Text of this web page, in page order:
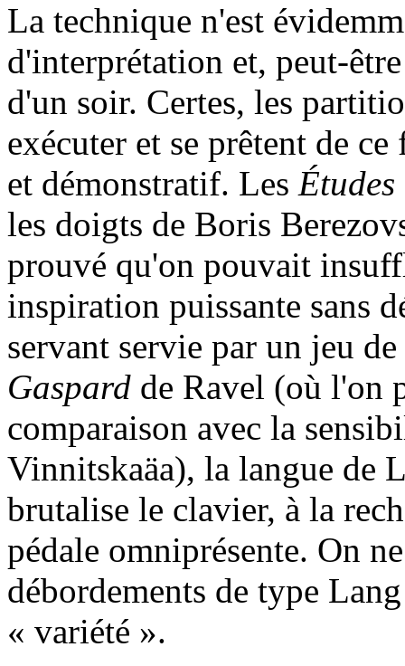
La technique n'est
d'interprétation et, peut-
d'un soir. Certes, les
exécuter et se prêtent de
et démonstratif. Les É
les doigts de Boris
prouvé qu'on pouvait
inspiration puissante sans
servant servie par un jeu
Gaspard de Ravel (où l'on
comparaison avec la
Vinnitskaäa), la langue de
brutalise le clavier, à la
pédale omniprésente. On
débordements de type
« variété ».